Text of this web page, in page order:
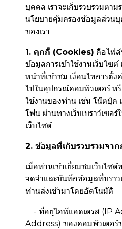
บุคคล เราจะเก็บรวบรวมตาม
นโยบายคุ้มครองข้อมูลส่วน
ของเรา
1. คุกกี้ (Cookies) คือไฟล์
ข้อมูลการเข้าใช้งานเว็บไซ
หน้าที่เข้าชม เงื่อนไขการตั้ง
ไปในอุปกรณ์คอมพิวเตอร์ ห
ใช้งานของท่าน เช่น โน๊ตบุ๊ค
โฟน ผ่านทางเว็บเบราว์เซอ
เว็บไซต์
2. ข้อมูลที่เก็บรวบรวมจา
เมื่อท่านเข้าเยี่ยมชมเว็บไซต์
จดจำและบันทึกข้อมูลที่บรา
ท่านส่งเข้ามาโดยอัตโนมัติ
- ที่อยู่ไอพีแอดเดรส (IP
Address) ของคอมพิวเตอร์